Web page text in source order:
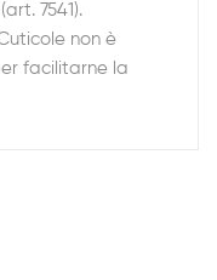
7541).
non è
facilitarne la